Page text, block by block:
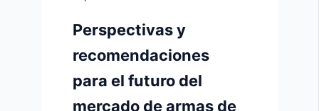
Perspectivas y
recomendaciones
para el futuro del
mercado de armas de